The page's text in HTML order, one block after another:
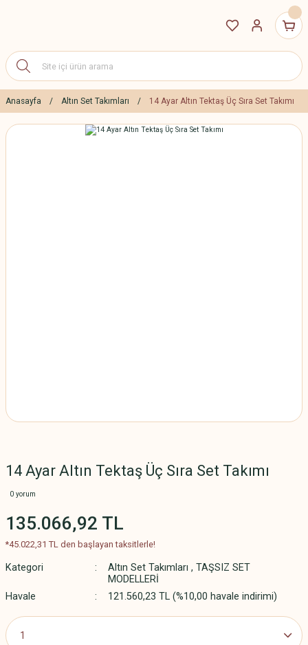
Anasayfa Altın Set Takımları 14 Ayar Altın Tektaş Üç Sıra Set Takımı
14 Ayar Altın Tektaş Üç Sıra Set Takımı
0 yorum
135.066,92 TL
*45.022,31 TL den başlayan taksitlerle!
Kategori Altın Set Takımları , TAŞSIZ SET
MODELLERİ
Havale
121.560,23 TL (%10,00 havale indirimi)